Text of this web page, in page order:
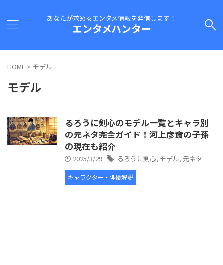
あなたが求めるエンタメ情報を発信します！
エンタメハンター
HOME > モデル
モデル
るろうに剣心のモデル一覧とキャラ別
の元ネタ完全ガイド！河上彦斎の子孫
の現在も紹介
2025/3/29 るろうに剣心, モデル, 元ネタ
キャラクター・俳優解説